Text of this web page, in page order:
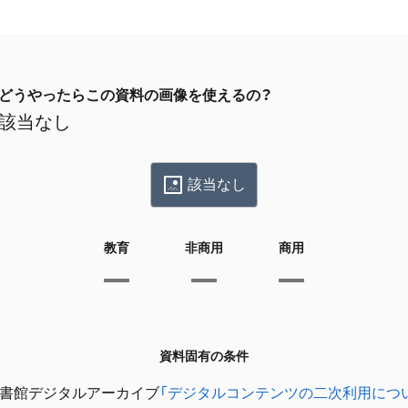
うやったらこの資料の画像を使えるの？
当なし
該当なし
教育 非商用 商用
資料固有の条件
館デジタルアーカイブ「デジタルコンテンツの二次利用につ